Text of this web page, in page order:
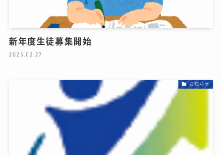
新年度生徒募集開始
2023.02.27
お知らせ